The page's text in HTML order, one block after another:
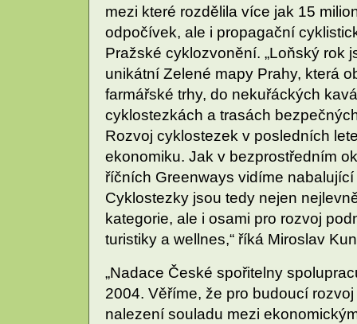
mezi které rozdělila více jak 15
odpočívek, ale i propagační
Pražské cyklozvonění. „Loňský rok
unikátní Zelené mapy Prahy, která
farmářské trhy, do nekuřáckých
cyklostezkách a trasách
Rozvoj cyklostezek v posledních
ekonomiku. Jak v bezprostředním
říčních Greenways vidíme
Cyklostezky jsou tedy nejen
kategorie, ale i osami pro rozvoj
turistiky a wellnes,“ říká Miroslav
„Nadace České spořitelny
2004. Věříme, že pro budoucí
nalezení souladu mezi